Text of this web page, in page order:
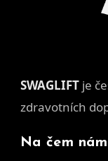
SWAGLIFT je
zdravotních
Na čem